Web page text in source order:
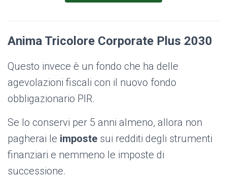
Anima Tricolore Corporate Plus 2030
Questo invece è un fondo che ha delle
agevolazioni fiscali con il nuovo fondo
obbligazionario PIR.
Se lo conservi per 5 anni almeno, allora non
pagherai le imposte sui redditi degli strumenti
finanziari e nemmeno le imposte di
successione.